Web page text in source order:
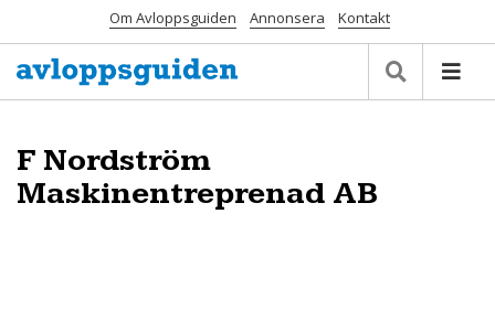
Om Avloppsguiden Annonsera Kontakt
F Nordström
Maskinentreprenad AB